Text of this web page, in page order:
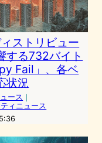
ストリビュー
する732バイト
Fail」、各ベ
状況
ース ｜
ィニュース